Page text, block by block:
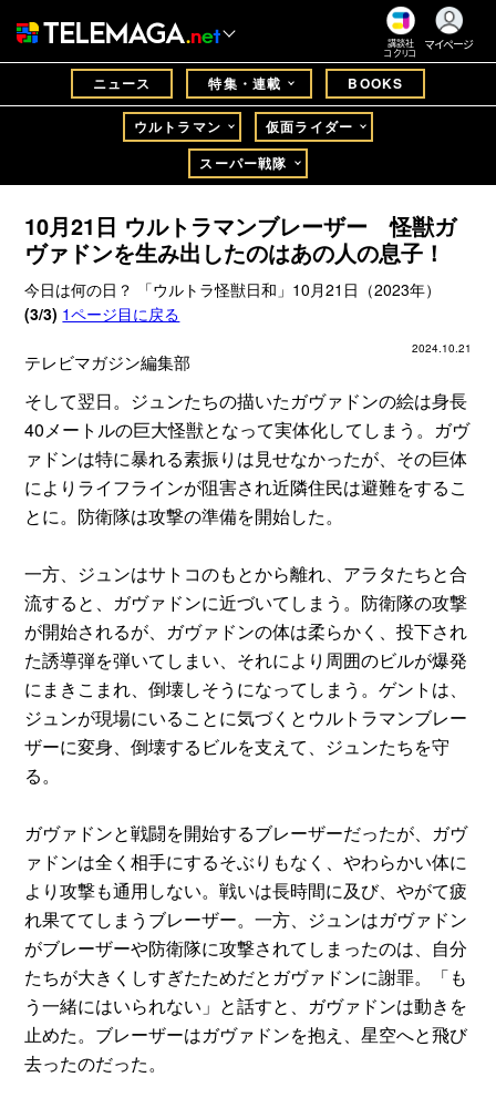
講談社
コクリコ
マイページ
ニュース 特集・連載 BOOKS
ウルトラマン
仮面ライダー
スーパー戦隊
10月21日 ウルトラマンブレーザー 怪獣ガ
ヴァドンを生み出したのはあの人の息子！
今日は何の日？ 「ウルトラ怪獣日和」10月21日（2023年）
(3/3) 1ページ目に戻る
2024.10.21
テレビマガジン編集部
そして翌日。ジュンたちの描いたガヴァドンの絵は身長
40メートルの巨大怪獣となって実体化してしまう。ガヴ
ァドンは特に暴れる素振りは見せなかったが、その巨体
によりライフラインが阻害され近隣住民は避難をするこ
とに。防衛隊は攻撃の準備を開始した。
一方、ジュンはサトコのもとから離れ、アラタたちと合
流すると、ガヴァドンに近づいてしまう。防衛隊の攻撃
が開始されるが、ガヴァドンの体は柔らかく、投下され
た誘導弾を弾いてしまい、それにより周囲のビルが爆発
にまきこまれ、倒壊しそうになってしまう。ゲントは、
ジュンが現場にいることに気づくとウルトラマンブレー
ザーに変身、倒壊するビルを支えて、ジュンたちを守
る。
ガヴァドンと戦闘を開始するブレーザーだったが、ガヴ
ァドンは全く相手にするそぶりもなく、やわらかい体に
より攻撃も通用しない。戦いは長時間に及び、やがて疲
れ果ててしまうブレーザー。一方、ジュンはガヴァドン
がブレーザーや防衛隊に攻撃されてしまったのは、自分
たちが大きくしすぎたためだとガヴァドンに謝罪。「も
う一緒にはいられない」と話すと、ガヴァドンは動きを
止めた。ブレーザーはガヴァドンを抱え、星空へと飛び
去ったのだった。